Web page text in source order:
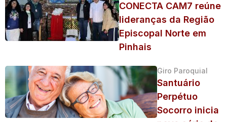
CONECTA CAM7 reúne
lideranças da Região
Episcopal Norte em
Pinhais
Giro Paroquial
Santuário
Perpétuo
Socorro inicia